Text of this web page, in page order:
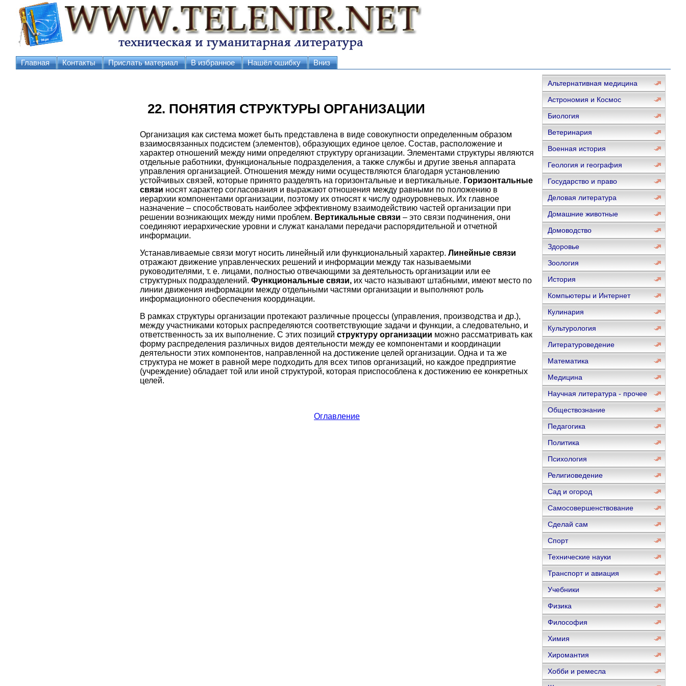
Главная Контакты Прислать материал В избранное Нашёл ошибку Вниз
22. ПОНЯТИЯ СТРУКТУРЫ ОРГАНИЗАЦИИ
Организация как система может быть представлена в виде совокупности определенным образом
взаимосвязанных подсистем (элементов), образующих единое целое. Состав, расположение и
характер отношений между ними определяют структуру организации. Элементами структуры являются
отдельные работники, функциональные подразделения, а также службы и другие звенья аппарата
управления организацией. Отношения между ними осуществляются благодаря установлению
устойчивых связей, которые принято разделять на горизонтальные и вертикальные. Горизонтальные
связи носят характер согласования и выражают отношения между равными по положению в
иерархии компонентами организации, поэтому их относят к числу одноуровневых. Их главное
назначение – способствовать наиболее эффективному взаимодействию частей организации при
решении возникающих между ними проблем. Вертикальные связи – это связи подчинения, они
соединяют иерархические уровни и служат каналами передачи распорядительной и отчетной
информации.
Устанавливаемые связи могут носить линейный или функциональный характер. Линейные связи
отражают движение управленческих решений и информации между так называемыми
руководителями, т. е. лицами, полностью отвечающими за деятельность организации или ее
структурных подразделений. Функциональные связи, их часто называют штабными, имеют место по
линии движения информации между отдельными частями организации и выполняют роль
информационного обеспечения координации.
В рамках структуры организации протекают различные процессы (управления, производства и др.),
между участниками которых распределяются соответствующие задачи и функции, а следовательно, и
ответственность за их выполнение. С этих позиций структуру организации можно рассматривать как
форму распределения различных видов деятельности между ее компонентами и координации
деятельности этих компонентов, направленной на достижение целей организации. Одна и та же
структура не может в равной мере подходить для всех типов организаций, но каждое предприятие
(учреждение) обладает той или иной структурой, которая приспособлена к достижению ее конкретных
целей.
Оглавление
Альтернативная медицина
Астрономия и Космос
Биология
Ветеринария
Военная история
Геология и география
Государство и право
Деловая литература
Домашние животные
Домоводство
Здоровье
Зоология
История
Компьютеры и Интернет
Кулинария
Культурология
Литературоведение
Математика
Медицина
Научная литература - прочее
Обществознание
Педагогика
Политика
Психология
Религиоведение
Сад и огород
Самосовершенствование
Сделай сам
Спорт
Технические науки
Транспорт и авиация
Учебники
Физика
Философия
Химия
Хиромантия
Хобби и ремесла